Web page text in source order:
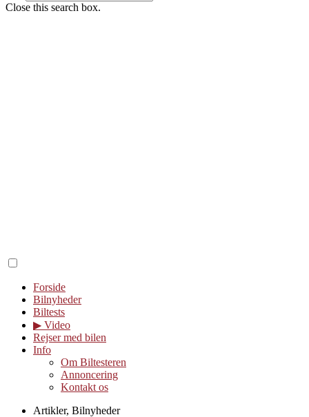
Close this search box.
Forside
Bilnyheder
Biltests
▶︎ Video
Rejser med bilen
Info
Om Biltesteren
Annoncering
Kontakt os
Artikler, Bilnyheder